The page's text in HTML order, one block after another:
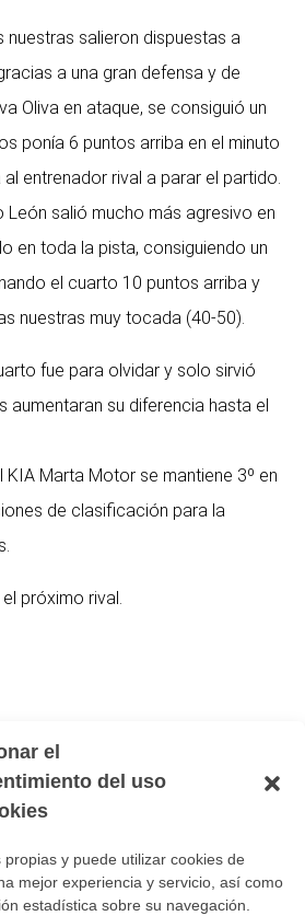
el
del uso
propias y puede utilizar cookies de
mejor experiencia y servicio, así como
estadística sobre su navegación.
nuestras salieron dispuestas a
a una gran defensa y de
Oliva en ataque, se consiguió un
ponía 6 puntos arriba en el minuto
entrenador rival a parar el partido.
León salió mucho más agresivo en
en toda la pista, consiguiendo un
el cuarto 10 puntos arriba y
nuestras muy tocada (40-50).
fue para olvidar y solo sirvió
aumentaran su diferencia hasta el
KIA Marta Motor se mantiene 3º en
de clasificación para la
próximo rival.